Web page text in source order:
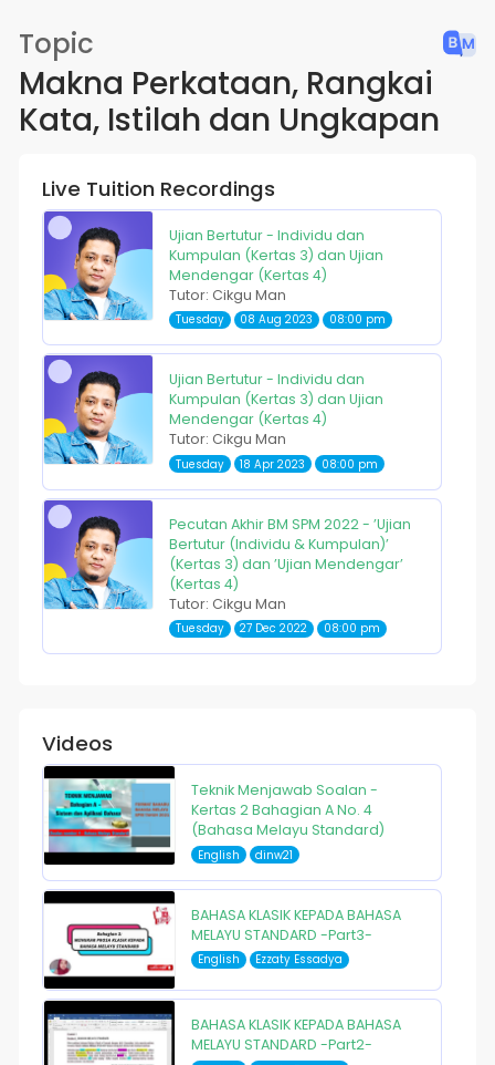
Topic
Makna Perkataan, Rangkai
Kata, Istilah dan Ungkapan
Live Tuition Recordings
Ujian Bertutur - Individu dan
Kumpulan (Kertas 3) dan Ujian
Mendengar (Kertas 4)
Tutor: Cikgu Man
Tuesday 08 Aug 2023 08:00 pm
Ujian Bertutur - Individu dan
Kumpulan (Kertas 3) dan Ujian
Mendengar (Kertas 4)
Tutor: Cikgu Man
Tuesday 18 Apr 2023 08:00 pm
Pecutan Akhir BM SPM 2022 - ’Ujian
Bertutur (Individu & Kumpulan)’
(Kertas 3) dan ’Ujian Mendengar’
(Kertas 4)
Tutor: Cikgu Man
Tuesday 27 Dec 2022 08:00 pm
Videos
Teknik Menjawab Soalan -
Kertas 2 Bahagian A No. 4
(Bahasa Melayu Standard)
English dinw21
BAHASA KLASIK KEPADA BAHASA
MELAYU STANDARD -Part3-
English Ezzaty Essadya
BAHASA KLASIK KEPADA BAHASA
MELAYU STANDARD -Part2-